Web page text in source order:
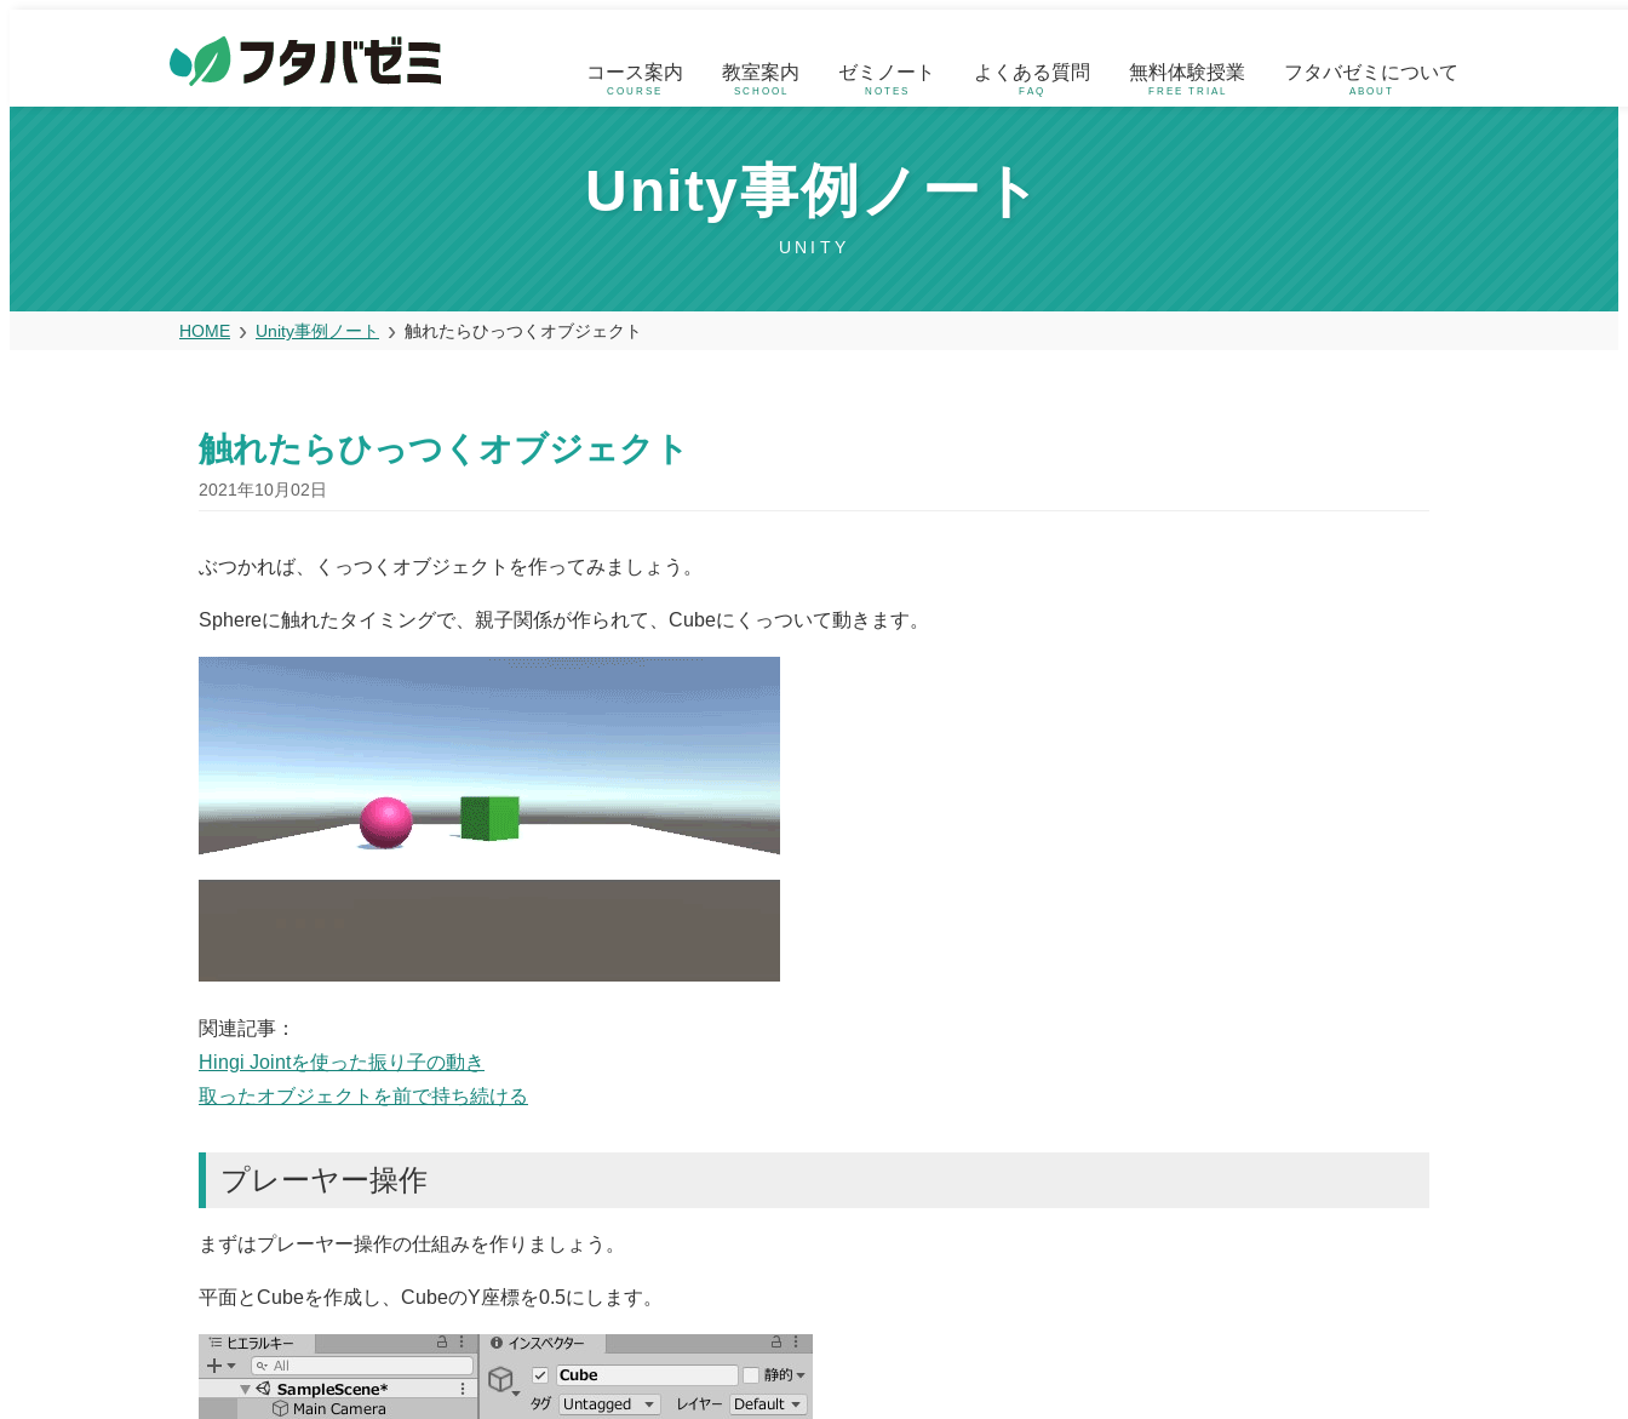
コース案内
COURSE
教室案内
SCHOOL
ゼミノート
NOTES
よくある質問
FAQ
無料体験授業
FREE TRIAL
フタバゼミについて
ABOUT
Unity事例ノート
UNITY
HOME Unity事例ノート 触れたらひっつくオブジェクト
触れたらひっつくオブジェクト
2021年10月02日
ぶつかれば、くっつくオブジェクトを作ってみましょう。
Sphereに触れたタイミングで、親子関係が作られて、Cubeにくっついて動きます。
関連記事：
Hingi Jointを使った振り子の動き
取ったオブジェクトを前で持ち続ける
プレーヤー操作
まずはプレーヤー操作の仕組みを作りましょう。
平面とCubeを作成し、CubeのY座標を0.5にします。